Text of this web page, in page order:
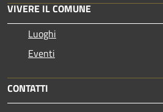
VIVERE IL COMUNE
Luoghi
Eventi
CONTATTI